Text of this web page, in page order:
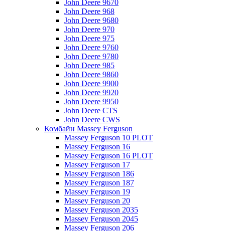
John Deere 9670
John Deere 968
John Deere 9680
John Deere 970
John Deere 975
John Deere 9760
John Deere 9780
John Deere 985
John Deere 9860
John Deere 9900
John Deere 9920
John Deere 9950
John Deere CTS
John Deere CWS
Комбайн Massey Ferguson
Massey Ferguson 10 PLOT
Massey Ferguson 16
Massey Ferguson 16 PLOT
Massey Ferguson 17
Massey Ferguson 186
Massey Ferguson 187
Massey Ferguson 19
Massey Ferguson 20
Massey Ferguson 2035
Massey Ferguson 2045
Massey Ferguson 206